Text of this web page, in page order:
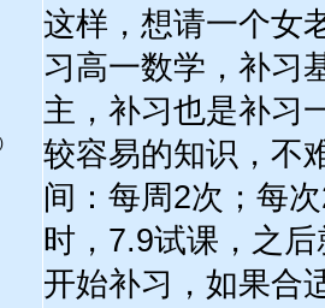
这样，想请一个女
习高一数学，补习
主，补习也是补习
较容易的知识，不
间：每周2次；每
时，7.9试课，之
开始补习，如果合